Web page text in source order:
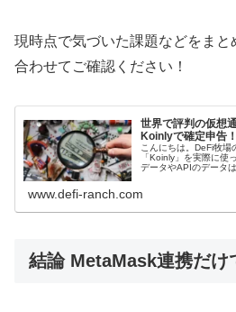
現時点で気づいた課題などをまと
合わせてご確認ください！
世界で評判の仮想
Koinlyで確定申告
こんにちは。DeFi牧場
「Koinly」を実際に使
データやAPIのデータ
www.defi-ranch.com
結論 MetaMask連携だけ